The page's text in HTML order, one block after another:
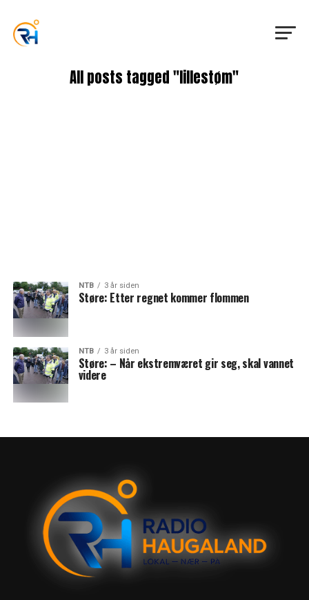
All posts tagged "lillestøm"
NTB 3 år siden
Støre: Etter regnet kommer flommen
NTB 3 år siden
Støre: – Når ekstremværet gir seg, skal vannet
videre